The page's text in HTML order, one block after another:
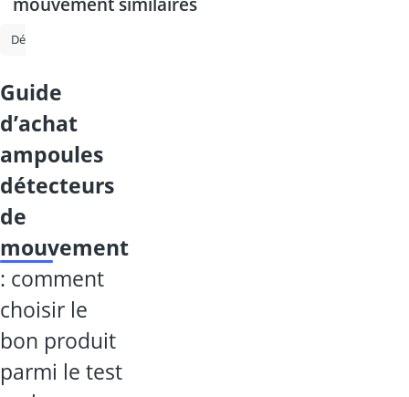
Détecteur CO2
guide
d’achat
ampoules
détecteurs
de
mouvement
: comment
choisir le
bon produit
parmi le test